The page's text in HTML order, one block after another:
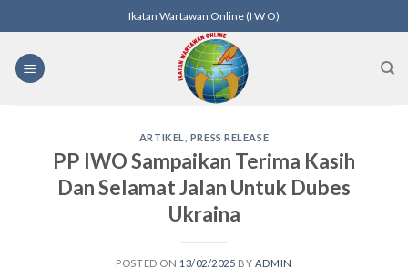
to
content
Ikatan Wartawan Online (I W O)
ARTIKEL PRESS RELEASE
PP IWO Sampaikan Terima Kasih
Dan Selamat Jalan Untuk Dubes
Ukraina
POSTED ON 13/02/2025 BY ADMIN